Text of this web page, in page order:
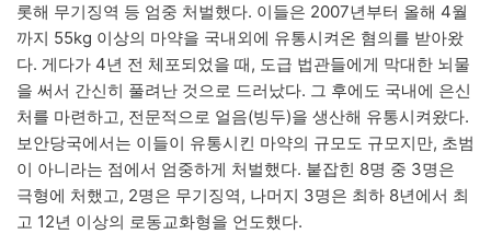
롯해 무기징역 등 엄중 처벌했다. 이들은 2007년부터 올해 4월
까지 55kg 이상의 마약을 국내외에 유통시켜온 혐의를 받아왔
다. 게다가 4년 전 체포되었을 때, 도급 법관들에게 막대한 뇌물
을 써서 간신히 풀려난 것으로 드러났다. 그 후에도 국내에 은신
처를 마련하고, 전문적으로 얼음(빙두)을 생산해 유통시켜왔다.
보안당국에서는 이들이 유통시킨 마약의 규모도 규모지만, 초범
이 아니라는 점에서 엄중하게 처벌했다. 붙잡힌 8명 중 3명은
극형에 처했고, 2명은 무기징역, 나머지 3명은 최하 8년에서 최
고 12년 이상의 로동교화형을 언도했다.